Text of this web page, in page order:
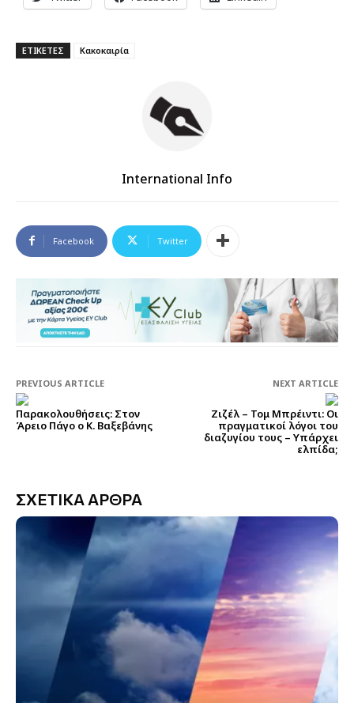
ΕΤΙΚΕΤΕΣ Κακοκαιρία
International Info
Facebook Twitter
PREVIOUS ARTICLE
Παρακολουθήσεις: Στον
Άρειο Πάγο ο Κ. Βαξεβάνης
NEXT ARTICLE
Ζιζέλ – Τομ Μπρέιντι: Οι
πραγματικοί λόγοι του
διαζυγίου τους – Υπάρχει
ελπίδα;
ΣΧΕΤΙΚΑ ΑΡΘΡΑ